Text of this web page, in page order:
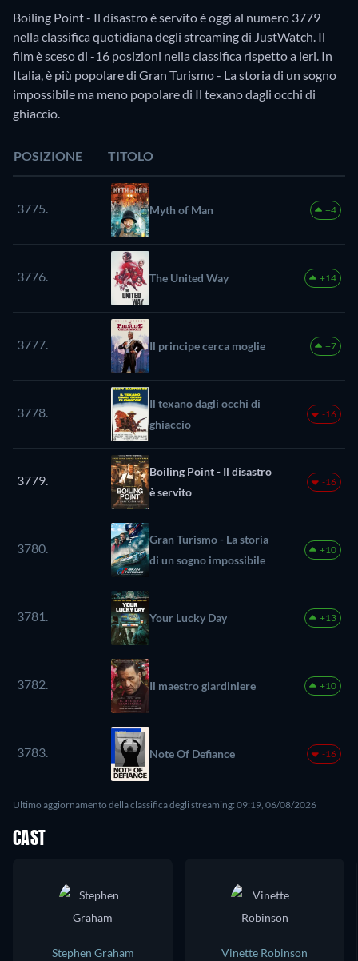
Boiling Point - Il disastro è servito è oggi al numero 3779
nella classifica quotidiana degli streaming di JustWatch. Il
film è sceso di -16 posizioni nella classifica rispetto a ieri. In
Italia, è più popolare di Gran Turismo - La storia di un sogno
impossibile ma meno popolare di Il texano dagli occhi di
ghiaccio.
POSIZIONE TITOLO
3775. Myth of Man +4
3776. The United Way +14
3777. Il principe cerca moglie +7
3778.
Il texano dagli occhi di
ghiaccio
-16
3779.
Boiling Point - Il disastro
è servito
-16
3780.
Gran Turismo - La storia
di un sogno impossibile
+10
3781. Your Lucky Day +13
3782. Il maestro giardiniere +10
3783. Note Of Defiance -16
Ultimo aggiornamento della classifica degli streaming: 09:19, 06/08/2026
CAST
Stephen Graham
Vinette Robinson